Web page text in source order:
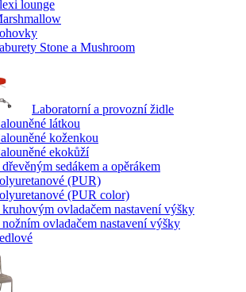
lounge
Stone a Mushroom
Laboratorní a provozní židle
látkou
koženkou
ekokůží
dřevěným sedákem a opěrákem
(PUR)
(PUR color)
kruhovým ovladačem nastavení výšky
nožním ovladačem nastavení výšky